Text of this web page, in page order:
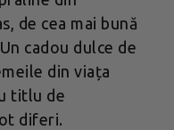
de cea mai bună
cadou dulce de
din viața
titlu de
diferi.